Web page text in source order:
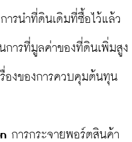
ารนำที่ดินเดิมที่ซื้อไว้แล้ว
การที่มูลค่าของที่ดินเพิ่มสูง
องของการควบคุมต้นทุน
การกระจายพอร์ตสินค้า